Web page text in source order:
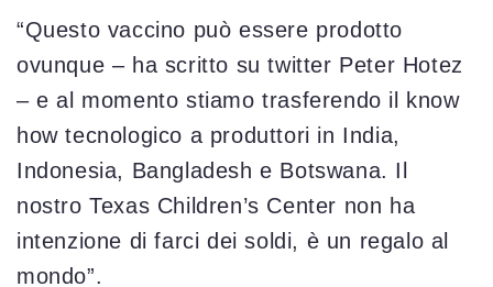
“Questo vaccino può essere prodotto
ovunque – ha scritto su twitter Peter Hotez
– e al momento stiamo trasferendo il know
how tecnologico a produttori in India,
Indonesia, Bangladesh e Botswana. Il
nostro Texas Children’s Center non ha
intenzione di farci dei soldi, è un regalo al
mondo”.